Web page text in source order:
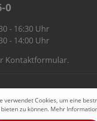
0
- 16:30 Uhr
- 14:00 Uhr
Kontaktformular.
verwendet Cookies, um eine
zu können. Mehr